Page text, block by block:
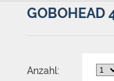
GOBOHEAD
Anzahl: